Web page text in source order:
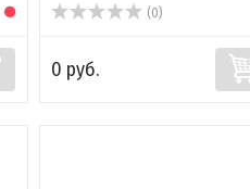
(0)
0 руб.